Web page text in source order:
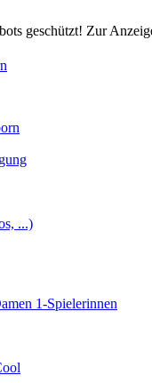
geschützt! Zur
...)
1-Spielerinnen